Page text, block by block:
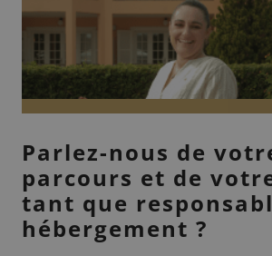
Parlez-nous de
parcours et de
tant que
hébergement ?